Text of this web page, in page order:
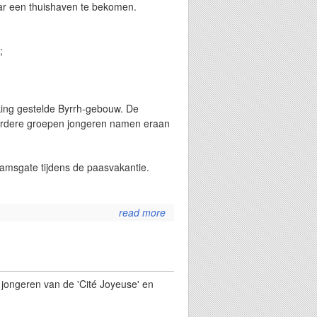
een thuishaven te bekomen.
gestelde Byrrh-gebouw. De
groepen jongeren namen eraan
tijdens de paasvakantie.
read more
about een
spetterend
eerste
semester
2014
van de 'Cité Joyeuse' en